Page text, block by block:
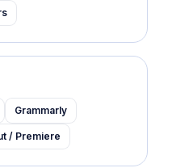
Grammarly
/ Premiere